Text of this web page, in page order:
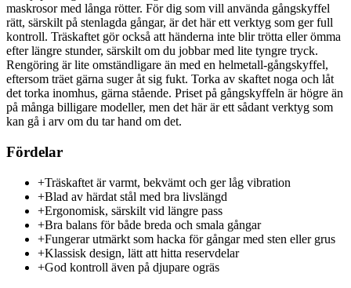
maskrosor med långa rötter. För dig som vill använda gångskyffel
rätt, särskilt på stenlagda gångar, är det här ett verktyg som ger full
kontroll. Träskaftet gör också att händerna inte blir trötta eller ömma
efter längre stunder, särskilt om du jobbar med lite tyngre tryck.
Rengöring är lite omständligare än med en helmetall-gångskyffel,
eftersom träet gärna suger åt sig fukt. Torka av skaftet noga och låt
det torka inomhus, gärna stående. Priset på gångskyffeln är högre än
på många billigare modeller, men det här är ett sådant verktyg som
kan gå i arv om du tar hand om det.
Fördelar
+Träskaftet är varmt, bekvämt och ger låg vibration
+Blad av härdat stål med bra livslängd
+Ergonomisk, särskilt vid längre pass
+Bra balans för både breda och smala gångar
+Fungerar utmärkt som hacka för gångar med sten eller grus
+Klassisk design, lätt att hitta reservdelar
+God kontroll även på djupare ogräs